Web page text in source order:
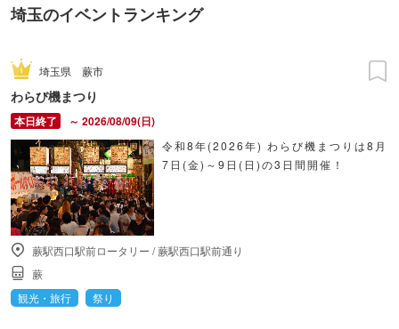
埼玉のイベントランキング
埼玉県 蕨市
わらび機まつり
～ 2026/08/09(日)
令和8年(2026年) わらび機まつりは8月
7日(金)～9日(日)の3日間開催！
蕨駅西口駅前ロータリー /蕨駅西口駅前通り
蕨
観光・旅行
祭り